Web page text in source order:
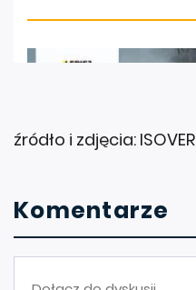
źródło i zdjęcia: ISOVER
Komentarze